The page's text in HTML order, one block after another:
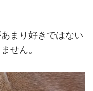
まり好きではない
せん。